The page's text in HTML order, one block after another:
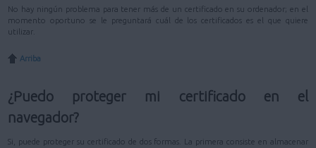
No hay ningún problema para tener más de un certificado en su ordenador; en el
momento oportuno se le preguntará cuál de los certificados es el que quiere
utilizar.
Arriba
¿Puedo proteger mi certificado en el
navegador?
Si, puede proteger su certificado de dos formas. La primera consiste en almacenar